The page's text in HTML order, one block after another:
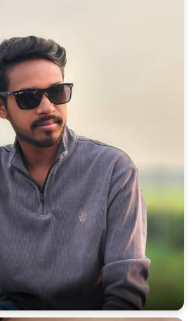
upload your own photo
100% FREE
×10 more visibility